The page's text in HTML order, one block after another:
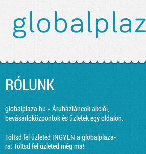
RÓLUNK
globalplaza.hu = Áruházláncok akciói,
bevásárlóközpontok és üzletek egy oldalon.
Töltsd fel üzleted INGYEN a globalplaza-
ra:Töltsd fel üzleted még ma!